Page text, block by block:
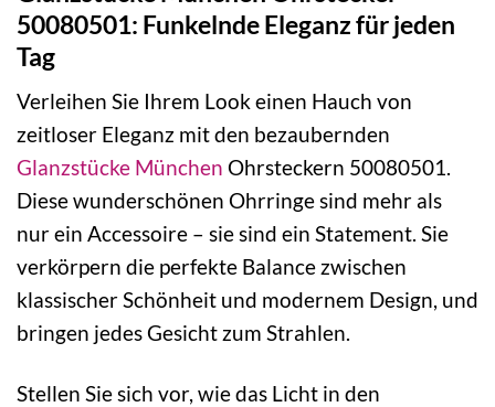
50080501: Funkelnde Eleganz für jeden
Tag
Verleihen Sie Ihrem Look einen Hauch von
zeitloser Eleganz mit den bezaubernden
Glanzstücke München Ohrsteckern 50080501.
Diese wunderschönen Ohrringe sind mehr als
nur ein Accessoire – sie sind ein Statement. Sie
verkörpern die perfekte Balance zwischen
klassischer Schönheit und modernem Design, und
bringen jedes Gesicht zum Strahlen.
Stellen Sie sich vor, wie das Licht in den